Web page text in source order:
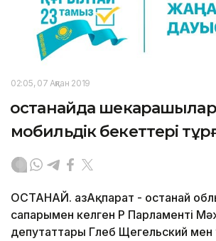
02:05, 07 Ақпан 2019
Қостанайда
мобильдік бекеттері
ҚОСТАНАЙ. ҚазАқпарат - Қостанай
сапарымен келген ҚР Парламенті
депутаттары Глеб Щегельский мен